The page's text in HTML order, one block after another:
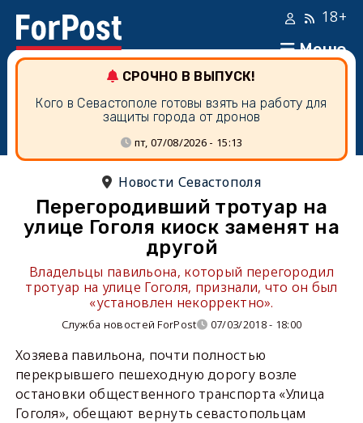
Меню
18+
СРОЧНО В ВЫПУСК!
Кого в Севастополе готовы взять на работу для
защиты города от дронов
пт, 07/08/2026 - 15:13
Новости Севастополя
Перегородивший тротуар на
улице Гоголя киоск заменят на
другой
Владельцы павильона, который перегородил
тротуар на улице Гоголя, признали, что он был
«установлен некорректно».
Служба новостей ForPost 07/03/2018 - 18:00
Хозяева павильона, почти полностью
перекрывшего пешеходную дорогу возле
остановки общественного транспорта «Улица
Гоголя», обещают вернуть севастопольцам